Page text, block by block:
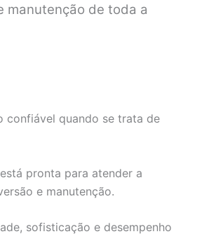
manutenção de toda a
confiável quando se trata de
pronta para atender a
e manutenção.
sofisticação e desempenho